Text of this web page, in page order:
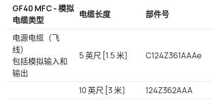
GF40 MFC - 模拟
电缆类型
电缆长度 部件号
电源电缆（飞
线）
包括模拟输入和
输出
5 英尺 [1.5 米］ C124Z361AAAe
10 英尺 [3 米］
124Z362AAA